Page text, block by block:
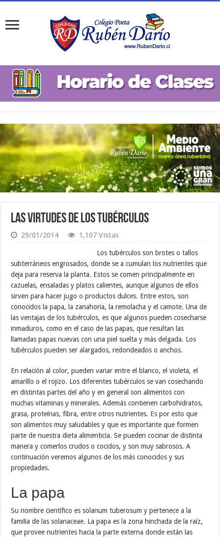
Las virtudes de los Tubérculos
29/01/2014 1,107 Vistas
Los tubérculos son brotes o tallos
subterráneos engrosados, donde se a cumulan los nutrientes que
deja para reserva la planta. Estos se comen principalmente en
cazuelas, ensaladas y platos calientes, aunque algunos de ellos
sirven para hacer jugo o productos dulces. Entre estos, son
conocidos la papa, la zanahoria, la remolacha y el camote. Una de
las ventajas de los tubérculos, es que algunos pueden cosecharse
inmaduros, como en el caso de las papas, que resultan las
llamadas papas nuevas con una piel suelta y más delgada. Los
tubérculos pueden ser alargados, redondeados o anchos.
En relación al color, pueden variar entre el blanco, el violeta, el
amarillo o el rojizo. Los diferentes tubérculos se van cosechando
en distintas partes del año y en general son alimentos con
muchas vitaminas y minerales. Además contienen carbohidratos,
grasa, proteínas, fibra, entre otros nutrientes. Es por esto que
son alimentos muy saludables y que es importante que formen
parte de nuestra dieta alimenticia. Se pueden cocinar de distinta
manera y comerlos crudos o cocidos, y son muy sabrosos. A
continuación veremos algunos de los más conocidos y sus
propiedades.
La papa
Su nombre científico es solanum tuberosum y pertenece a la
familia de las solanaceae. La papa es la zona hinchada de la raíz,
que provee nutrientes hacia la parte externa donde están las